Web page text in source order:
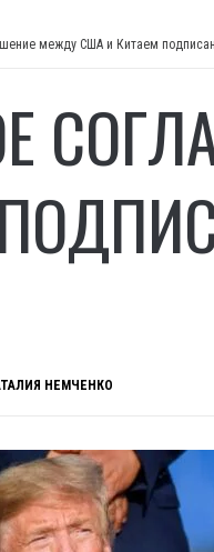
между США и Китаем
НЕМЧЕНКО